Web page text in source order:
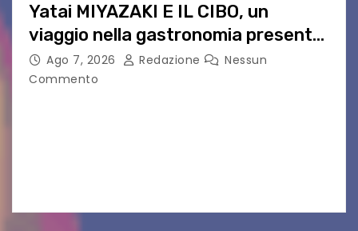
Yatai MIYAZAKI E IL CIBO, un
viaggio nella gastronomia presente
nei film di Hayao Miyazaki!
Ago 7, 2026 Redazione
Nessun
Commento